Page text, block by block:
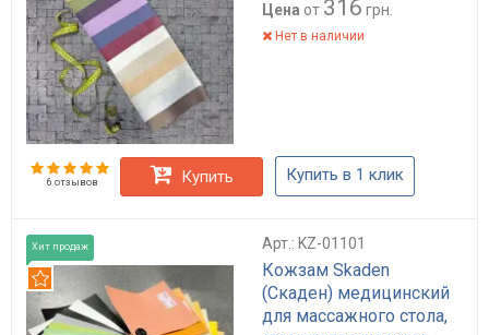
Цена от 316 грн.
Нет в наличии
6 отзывов Купить Купить в 1 клик
Хит продаж Арт.: KZ-01101
Кожзам Skaden
(Скаден) медицинский
для массажного стола,